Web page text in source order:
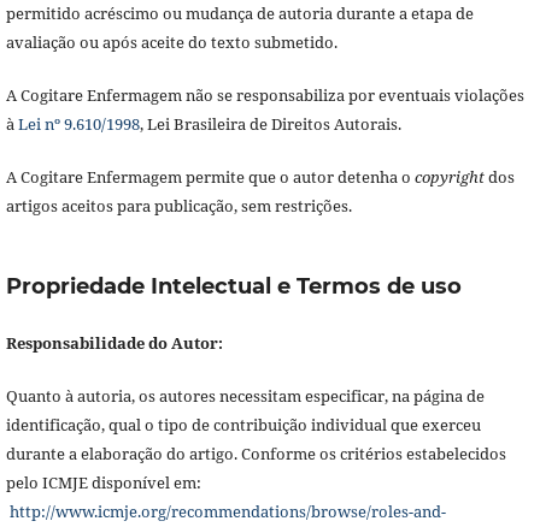
permitido acréscimo ou mudança de autoria durante a etapa de
avaliação ou após aceite do texto submetido.
A Cogitare Enfermagem não se responsabiliza por eventuais violações
à Lei nº 9.610/1998, Lei Brasileira de Direitos Autorais.
A Cogitare Enfermagem permite que o autor detenha o copyrightdos
artigos aceitos para publicação, sem restrições.
Propriedade Intelectual e Termos de uso
Responsabilidade do Autor:
Quanto à autoria, os autores necessitam especificar, na página de
identificação, qual o tipo de contribuição individual que exerceu
durante a elaboração do artigo. Conforme os critérios estabelecidos
pelo ICMJE disponível em:
http://www.icmje.org/recommendations/browse/roles-and-